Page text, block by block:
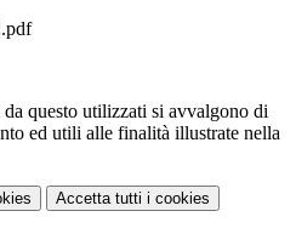
questo utilizzati si avvalgono di
ed utili alle finalità illustrate nella
Accetta tutti i cookies